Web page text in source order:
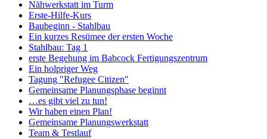
Nähwerkstatt im Turm
Erste-Hilfe-Kurs
Baubeginn - Stahlbau
Ein kurzes Resümee der ersten Woche
Stahlbau: Tag 1
erste Begehung im Babcock Fertigungszentrum
Ein holpriger Weg
Tagung "Refugee Citizen"
Gemeinsame Planungsphase beginnt
…es gibt viel zu tun!
Wir haben einen Plan!
Gemeinsame Planungswerkstatt
Team & Testlauf